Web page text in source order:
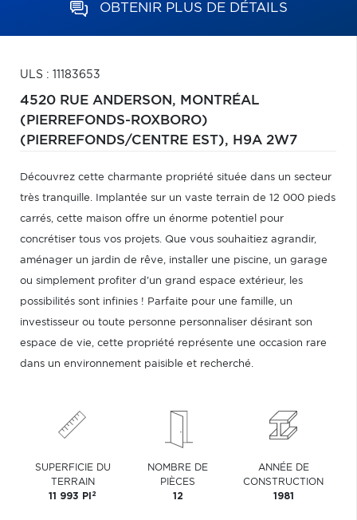
OBTENIR PLUS DE DÉTAILS
ULS : 11183653
4520 RUE ANDERSON, MONTRÉAL
(PIERREFONDS-ROXBORO)
(PIERREFONDS/CENTRE EST), H9A 2W7
Découvrez cette charmante propriété située dans un secteur
très tranquille. Implantée sur un vaste terrain de 12 000 pieds
carrés, cette maison offre un énorme potentiel pour
concrétiser tous vos projets. Que vous souhaitiez agrandir,
aménager un jardin de rêve, installer une piscine, un garage
ou simplement profiter d'un grand espace extérieur, les
possibilités sont infinies ! Parfaite pour une famille, un
investisseur ou toute personne personnaliser désirant son
espace de vie, cette propriété représente une occasion rare
dans un environnement paisible et recherché.
SUPERFICIE DU
TERRAIN
11 993 PI 2
NOMBRE DE
PIÈCES
12
ANNÉE DE
CONSTRUCTION
1981